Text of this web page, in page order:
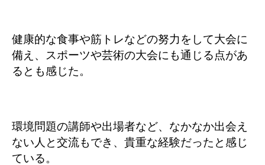
健康的な食事や筋トレなどの努力をして大会に
備え、スポーツや芸術の大会にも通じる点があ
るとも感じた。
環境問題の講師や出場者など、なかなか出会え
ない人と交流もでき、貴重な経験だったと感じ
ている。